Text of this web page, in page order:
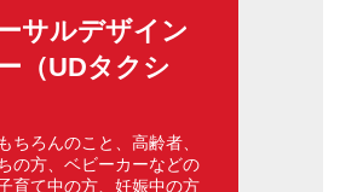
サルデザイン
（UDタクシ
ちろんのこと、高齢者、
の方、ベビーカーなどの
育て中の方、妊娠中の方